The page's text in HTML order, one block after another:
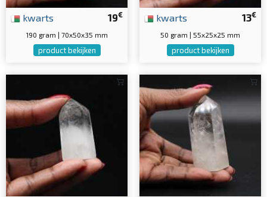
19€
kwarts
190 gram | 70x50x35 mm
product bekijken
13€
kwarts
50 gram | 55x25x25 mm
product bekijken